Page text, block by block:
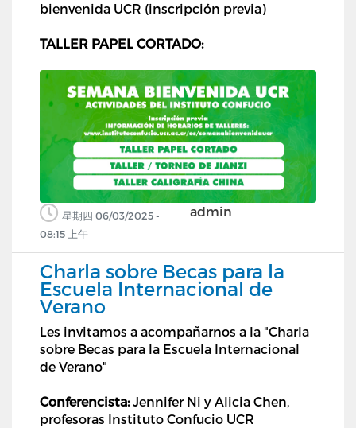
bienvenida UCR (inscripción previa)
TALLER PAPEL CORTADO:
星期四 06/03/2025 -
08:15 上午
admin
Charla sobre Becas para la
Escuela Internacional de
Verano
Les invitamos a acompañarnos a la "Charla
sobre Becas para la Escuela Internacional
de Verano"
Conferencista:Jennifer Ni y Alicia Chen,
profesoras Instituto Confucio UCR